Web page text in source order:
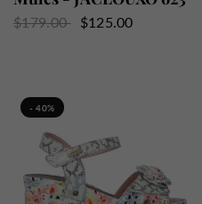
$179.00 $125.00
- 40%